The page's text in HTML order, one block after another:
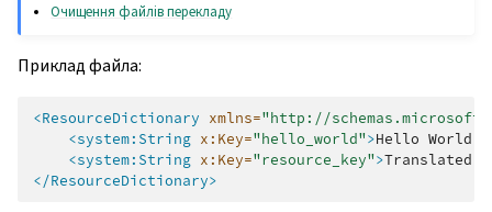
Очищення файлів перекладу
Приклад файла:
<ResourceDictionary xmlns="http://
<system:String x:Key="hello_world">Hello World!
<system:String x:Key="resource_key">Translated
</ResourceDictionary>